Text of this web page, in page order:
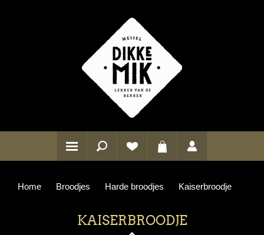
Home Broodjes Harde broodjes Kaiserbroodje
KAISERBROODJE